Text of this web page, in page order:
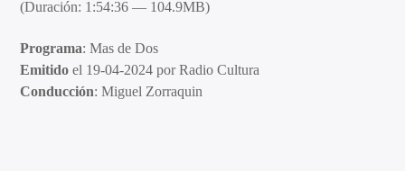
(Duración: 1:54:36 — 104.9MB)
Programa: Mas de Dos
Emitido el 19-04-2024 por Radio Cultura
Conducción: Miguel Zorraquin